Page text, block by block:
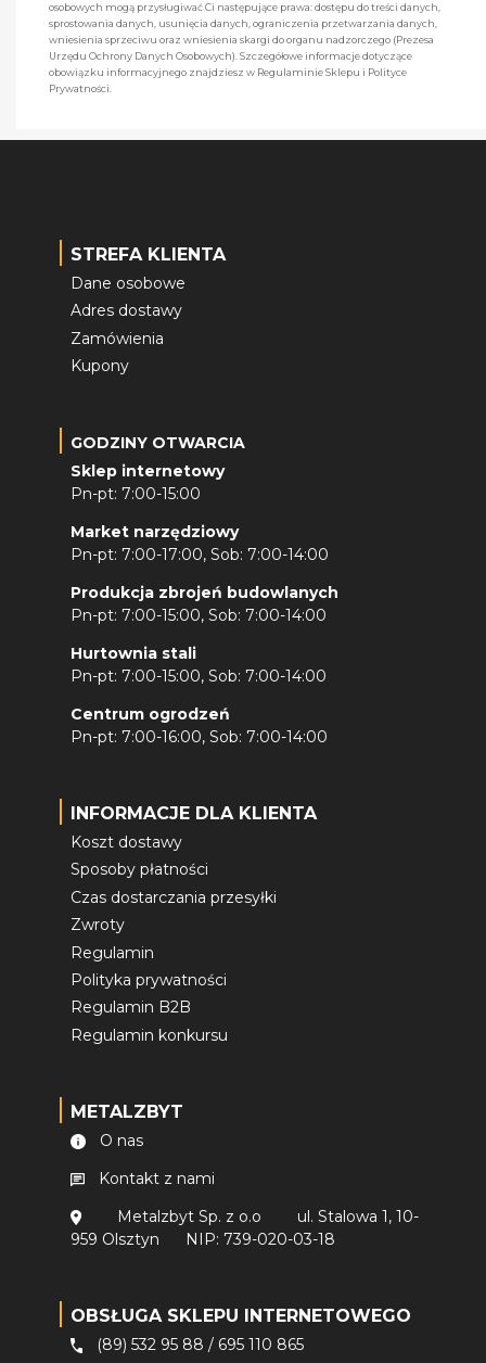
osobowych mogą przysługiwać Ci następujące prawa: dostępu do treści danych,
sprostowania danych, usunięcia danych, ograniczenia przetwarzania danych,
wniesienia sprzeciwu oraz wniesienia skargi do organu nadzorczego (Prezesa
Urzędu Ochrony Danych Osobowych). Szczegółowe informacje dotyczące
obowiązku informacyjnego znajdziesz w Regulaminie Sklepu i Polityce
Prywatności.
STREFA KLIENTA
Dane osobowe
Adres dostawy
Zamówienia
Kupony
GODZINY OTWARCIA
Sklep internetowy
Pn-pt: 7:00-15:00
Market narzędziowy
Pn-pt: 7:00-17:00, Sob: 7:00-14:00
Produkcja zbrojeń budowlanych
Pn-pt: 7:00-15:00, Sob: 7:00-14:00
Hurtownia stali
Pn-pt: 7:00-15:00, Sob: 7:00-14:00
Centrum ogrodzeń
Pn-pt: 7:00-16:00, Sob: 7:00-14:00
INFORMACJE DLA KLIENTA
Koszt dostawy
Sposoby płatności
Czas dostarczania przesyłki
Zwroty
Regulamin
Polityka prywatności
Regulamin B2B
Regulamin konkursu
METALZBYT
O nas
Kontakt z nami
Metalzbyt Sp. z o.o
ul. Stalowa 1, 10-
959 Olsztyn
NIP: 739-020-03-18
OBSŁUGA SKLEPU INTERNETOWEGO
(89) 532 95 88 / 695 110 865